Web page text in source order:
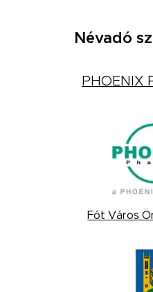
Névadó
PHOENIX
Fót Város